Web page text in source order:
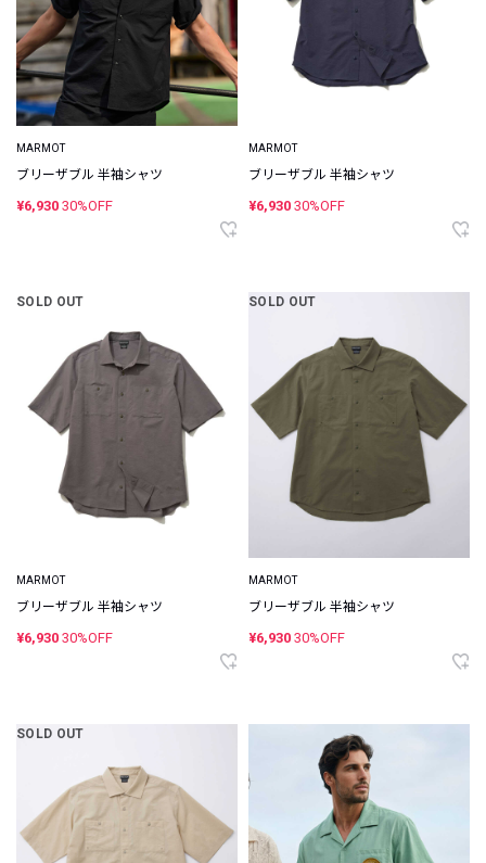
MARMOT
ブリーザブル 半袖シャツ
¥6,930 30%OFF
MARMOT
ブリーザブル 半袖シャツ
¥6,930 30%OFF
SOLD OUT
MARMOT
ブリーザブル 半袖シャツ
¥6,930 30%OFF
SOLD OUT
MARMOT
ブリーザブル 半袖シャツ
¥6,930 30%OFF
SOLD OUT